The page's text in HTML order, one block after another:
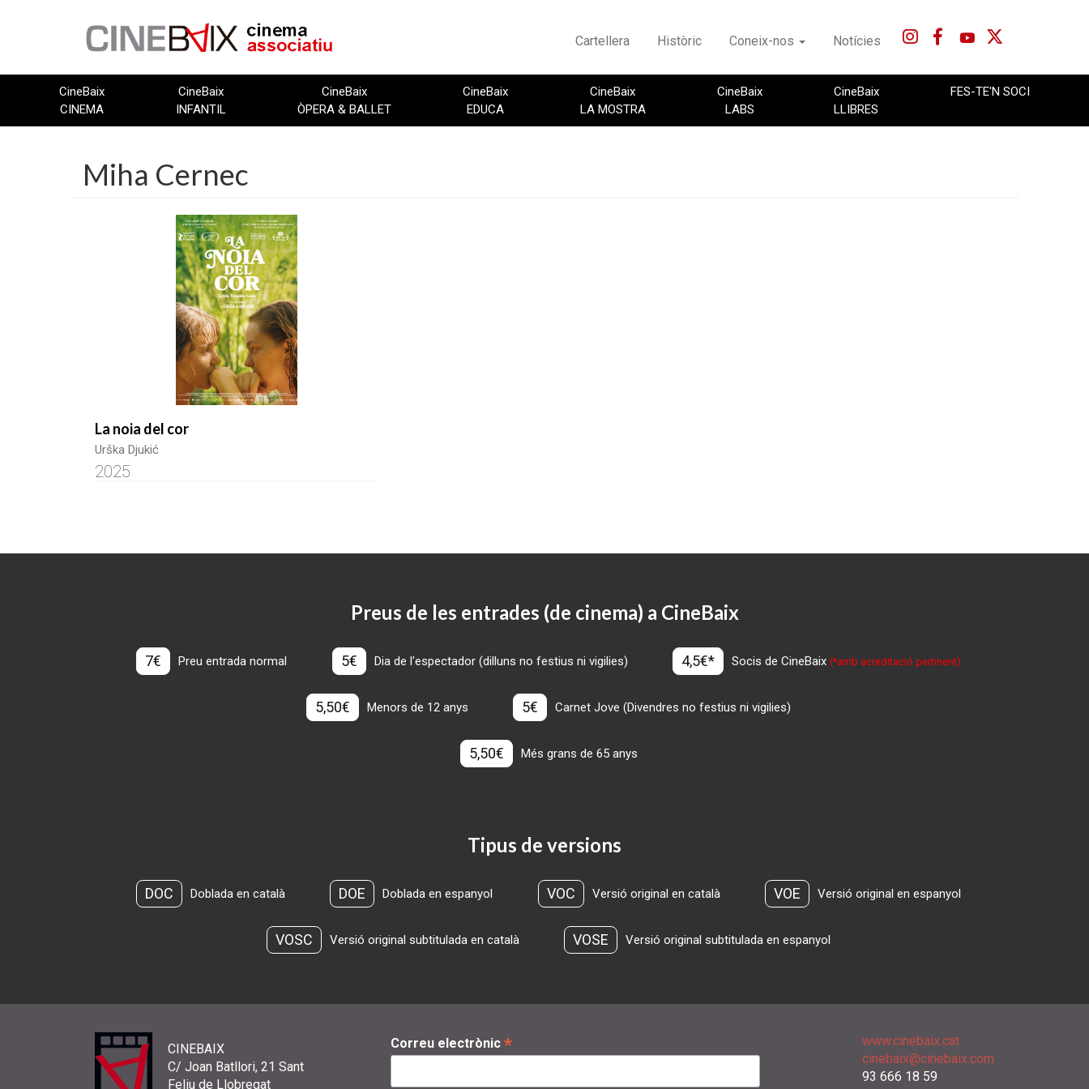
Cartellera Històric Coneix-nos Notícies
CineBaix
CINEMA
CineBaix
INFANTIL
CineBaix
ÒPERA & BALLET
CineBaix
EDUCA
CineBaix
LA MOSTRA
CineBaix
LABS
CineBaix
LLIBRES
FES-TE'N SOCI
Miha Cernec
La noia del cor
Urška Djukić
2025
Preus de les entrades (de cinema) a CineBaix
7€ Preu entrada normal 5€ Dia de l'espectador (dilluns no festius ni vigilies) 4,5€* Socis de CineBaix(*amb acreditació pertinent)
5,50€ Menors de 12 anys 5€ Carnet Jove (Divendres no festius ni vigilies)
5,50€ Més grans de 65 anys
Tipus de versions
DOC Doblada en català DOE Doblada en espanyol VOC Versió original en català VOE Versió original en espanyol
VOSC Versió original subtitulada en català VOSE Versió original subtitulada en espanyol
CINEBAIX
C/ Joan Batllori, 21 Sant
Feliu de Llobregat
Correu electrònic *
www.cinebaix.cat
cinebaix@cinebaix.com
93 666 18 59